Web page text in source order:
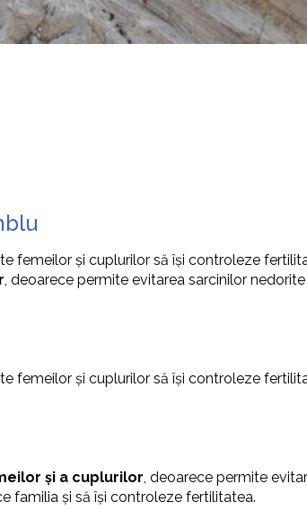
femeilor și cuplurilor să își controleze
, deoarece permite evitarea sarcinilor
femeilor și cuplurilor să își controleze
și a cuplurilor, deoarece permite
familia și să își controleze fertilitatea.